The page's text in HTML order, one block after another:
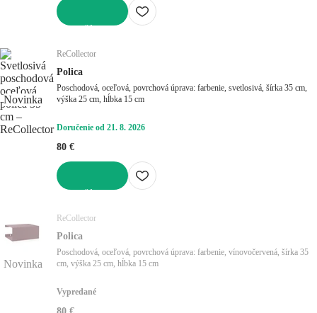
Novinka
ReCollector
Polica
Poschodová, oceľová, povrchová úprava: farbenie, svetlosivá, šírka 35 cm,
výška 25 cm, hĺbka 15 cm
Doručenie od 21. 8. 2026
80 €
Novinka
ReCollector
Polica
Poschodová, oceľová, povrchová úprava: farbenie, vínovočervená, šírka 35
cm, výška 25 cm, hĺbka 15 cm
Vypredané